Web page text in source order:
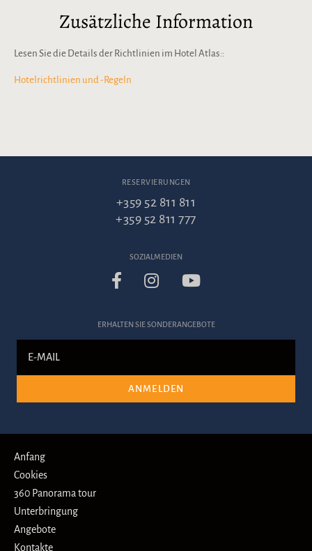
Zusätzliche Information
Lesen Sie die Details der Richtlinien im Hotel Atlas::
Hotelrichtlinien und -Regeln
RESERVIERUNGEN
+359 52 811 811
+359 52 811 777
SOZIALMEDIEN
ERHALTEN SIE SONDERANGEBOTE
ANMELDEN
Anfang
Cookies
360 Panorama tour
Unterbringung
Angebote
Kontakte